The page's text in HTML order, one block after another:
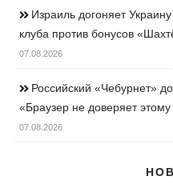
Израиль догоняет
клуба против бонусов
07.08.2026
Российский «Чебурнет»
«Браузер не доверяет этому
07.08.2026